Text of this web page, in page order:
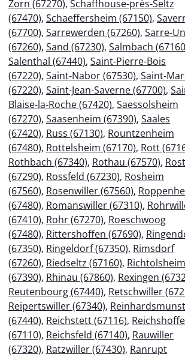
Zorn (67270), Schaffhouse-près-Seltz
(67470), Schaeffersheim (67150),
(67700), Sarrewerden (67260), Sarre-
(67260), Sand (67230), Salmbach
Salenthal (67440), Saint-Pierre-Bois
(67220), Saint-Nabor (67530), Saint-
(67220), Saint-Jean-Saverne (67700),
Blaise-la-Roche (67420), Saessolsheim
(67270), Saasenheim (67390), Saales
(67420), Russ (67130), Rountzenheim
(67480), Rottelsheim (67170), Rott
Rothbach (67340), Rothau (67570),
(67290), Rossfeld (67230), Rosheim
(67560), Rosenwiller (67560),
(67480), Romanswiller (67310),
(67410), Rohr (67270), Roeschwoog
(67480), Rittershoffen (67690),
(67350), Ringeldorf (67350), Rimsdorf
(67260), Riedseltz (67160), Richtolsheim
(67390), Rhinau (67860), Rexingen
Reutenbourg (67440), Retschwiller
Reipertswiller (67340),
(67440), Reichstett (67116),
(67110), Reichsfeld (67140), Rauwiller
(67320), Ratzwiller (67430), Ranrupt